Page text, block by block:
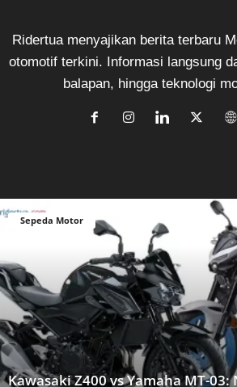
Ridertua menyajikan berita terbaru
otomotif terkini. Informasi langsung
balapan, hingga teknologi
Sepeda Motor
Kawasaki Z400 vs Yamaha MT-03: